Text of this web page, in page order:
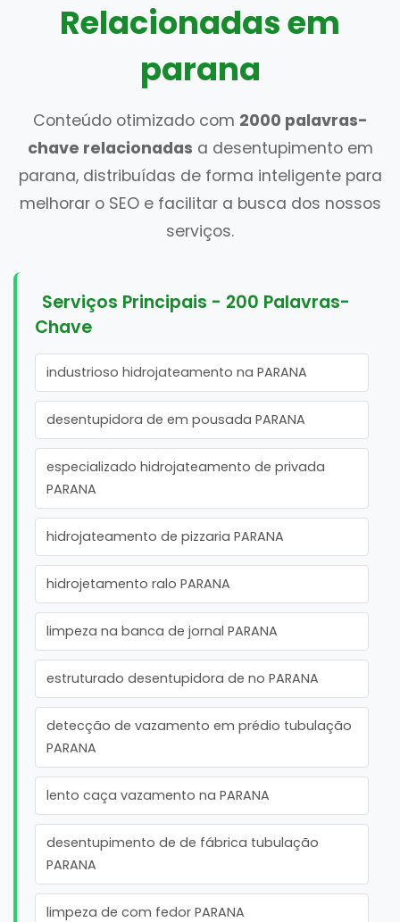
Relacionadas em
parana
Conteúdo otimizado com 2000 palavras-
chave relacionadas a desentupimento em
parana, distribuídas de forma inteligente para
melhorar o SEO e facilitar a busca dos nossos
serviços.
Serviços Principais - 200 Palavras-
Chave
industrioso hidrojateamento na PARANA
desentupidora de em pousada PARANA
especializado hidrojateamento de privada
PARANA
hidrojateamento de pizzaria PARANA
hidrojetamento ralo PARANA
limpeza na banca de jornal PARANA
estruturado desentupidora de no PARANA
detecção de vazamento em prédio tubulação
PARANA
lento caça vazamento na PARANA
desentupimento de de fábrica tubulação
PARANA
limpeza de com fedor PARANA